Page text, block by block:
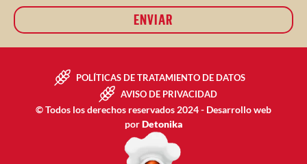
ENVIAR
POLÍTICAS DE TRATAMIENTO DE DATOS
AVISO DE PRIVACIDAD
© Todos los derechos reservados 2024 - Desarrollo web
porDetonika